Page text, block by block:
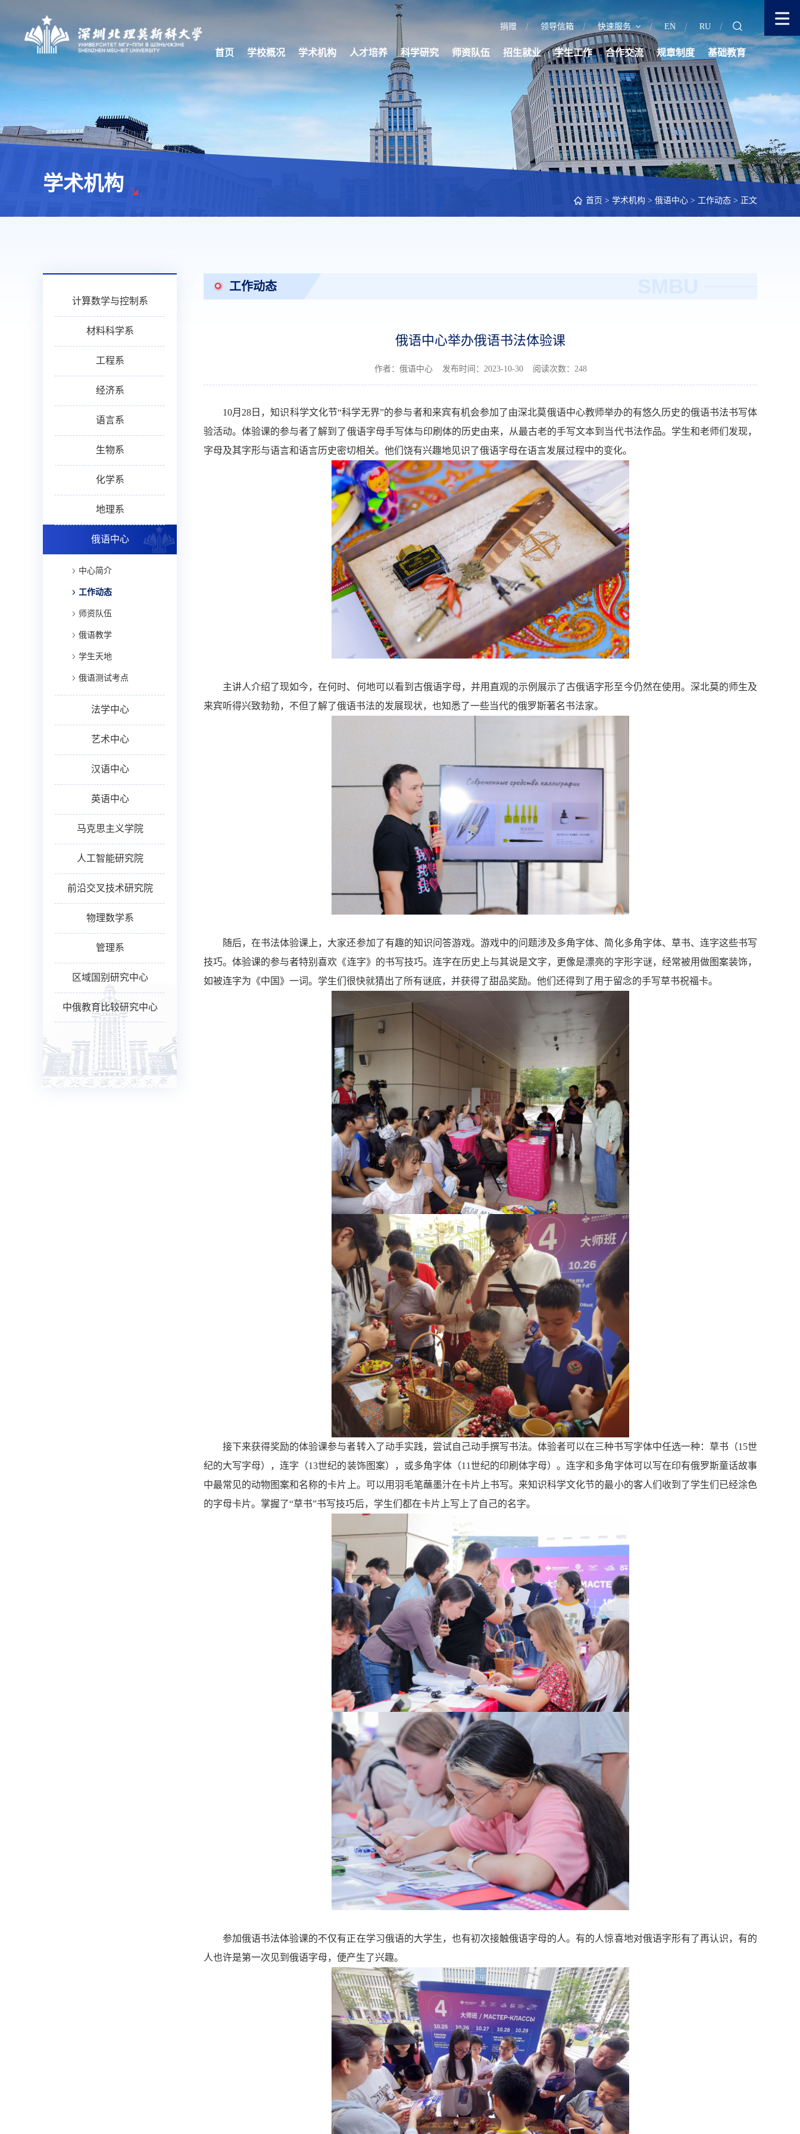
捐赠 领导信箱 快速服务 EN RU
首页 学校概况 学术机构 人才培养 科学研究 师资队伍 招生就业 学生工作 合作交流 规章制度 基础教育
学术机构
首页 > 学术机构 > 俄语中心 > 工作动态 > 正文
计算数学与控制系
材料科学系
工程系
经济系
语言系
生物系
化学系
地理系
俄语中心
中心简介
工作动态
师资队伍
俄语教学
学生天地
俄语测试考点
法学中心
艺术中心
汉语中心
英语中心
马克思主义学院
人工智能研究院
前沿交叉技术研究院
物理数学系
管理系
区域国别研究中心
中俄教育比较研究中心
工作动态
俄语中心举办俄语书法体验课
作者：俄语中心 发布时间：2023-10-30 阅读次数： 248
10月 28 日 ，知识科学文化节“科学无界”的参与者和来宾有机会参加了由深北莫俄语中心教师举办的有悠久历史的俄语书法书写体
验活动。体验课的参与者了解到了俄语字母手写体与印刷体的历史由来，从最古老的手写文本到当代书法作品。学生和老师们发现，
字母及其字形与语言和语言历史密切相关。他们饶有兴趣地见识了俄语字母在语言发展过程中的变化。
主讲人介绍了现如今，在何时、何地可以看到古俄语字母，并用直观的示例展示了古俄语字形至今仍然在使用。深北莫的师生及
来宾听得兴致勃勃，不但了解了俄语书法的发展现状，也知悉了一些当代的俄罗斯著名书法家。
随后，在书法体验课上，大家还参加了有趣的知识问答游戏。游戏中的问题涉及多角字体、 简化多角字体、 草书、 连字这些书写
技巧。体验课的参与者特别喜欢《连字》的书写技巧。连字在历史上与其说是文字，更像是漂亮的字形字谜， 经常被用做图案装饰，
如被连字为《中国》一词。学生们很快就猜出了所有谜底，并获得了甜品奖励。他们还得到了用于留念的手写草书祝福卡。
接下来获得奖励的体验课参与者转入了动手实践，尝试自己动手撰写书法。体验者可以在三种书写字体中任选一种：草书（15世
纪的大写字母），连字（13世纪的装饰图案），或多角字体（11世纪的印刷体字母）。连字和多角字体可以写在印有俄罗斯童话故事
中最常见的动物图案和名称的卡片上。可以用羽毛笔蘸墨汁在卡片上书写。来知识科学文化节的最小的客人们收到了学生们已经涂色
的字母卡片。掌握了“草书”书写技巧后，学生们都在卡片上写上了自己的名字。
参加俄语书法体验课的不仅有正在学习俄语的大学生，也有初次接触俄语字母的人。有的人惊喜地对俄语字形有了再认识， 有的
人也许是第一次见到 俄语字母，便产生了兴趣。